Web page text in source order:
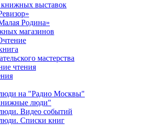
книжных выставок
Родина»
магазинов
мастерства
чтения
на "Радио Москвы"
люди"
Видео событий
Списки книг